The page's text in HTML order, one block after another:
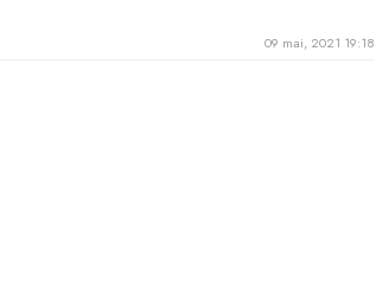
09 mai, 2021 19:18